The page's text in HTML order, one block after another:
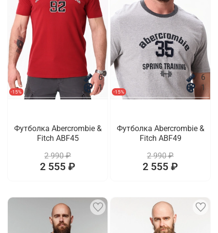
-15%
6
1
Футболка Abercrombie &
Fitch ABF45
2 990 ₽
2 555 ₽
-15%
6
1
Футболка Abercrombie &
Fitch ABF49
2 990 ₽
2 555 ₽